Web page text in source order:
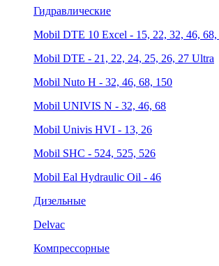
Гидравлические
Mobil DTE 10 Excel - 15, 22, 32, 46, 68,
Mobil DTE - 21, 22, 24, 25, 26, 27 Ultra
Mobil Nuto H - 32, 46, 68, 150
Mobil UNIVIS N - 32, 46, 68
Mobil Univis HVI - 13, 26
Mobil SHC - 524, 525, 526
Mobil Eal Hydraulic Oil - 46
Дизельные
Delvac
Компрессорные